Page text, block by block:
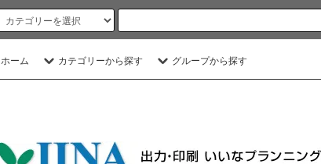
ホーム カテゴリーから探す グループから探す